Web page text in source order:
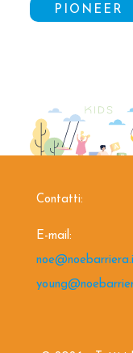
PIONEER
Contatti:
E-mail: